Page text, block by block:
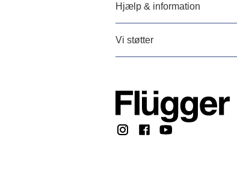
Hjælp & information
Vi støtter